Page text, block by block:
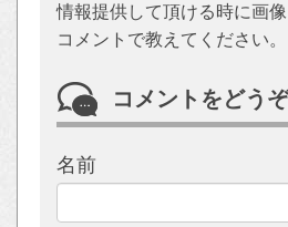
情報提供して頂ける時に画像
コメントで教えてください。
コメントをどうぞ
名前